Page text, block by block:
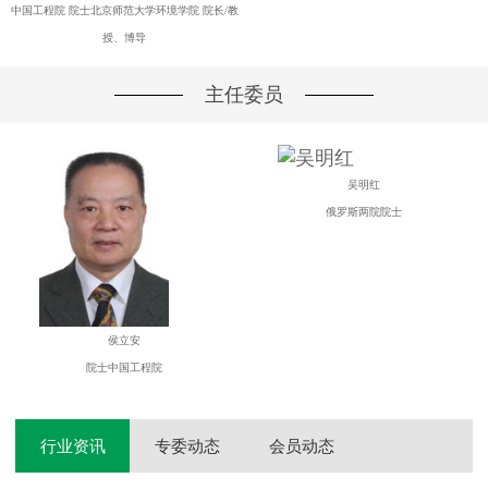
中国工程院 院士北京师范大学环境学院 院长/教
授、博导
主任委员
侯立安
院士中国工程院
吴明红
俄罗斯两院院士
行业资讯 专委动态 会员动态